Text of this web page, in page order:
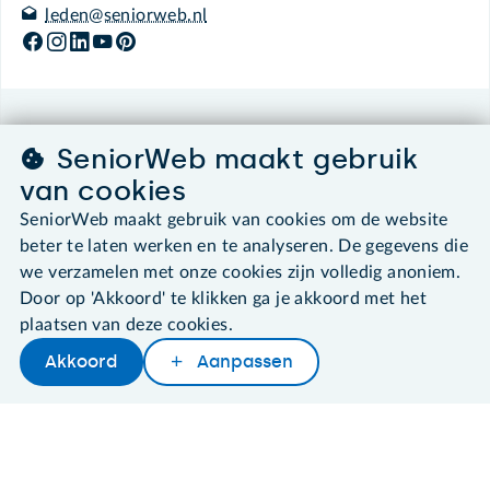
Later lezen Delen Woordenboek
leden@seniorweb.nl
Algemene voorwaarden
Cookies en cookie-instellingen
Disclaimer
About SeniorWeb
SeniorWeb maakt gebruik
van cookies
SeniorWeb maakt gebruik van cookies om de website
beter te laten werken en te analyseren. De gegevens die
we verzamelen met onze cookies zijn volledig anoniem.
Door op 'Akkoord' te klikken ga je akkoord met het
plaatsen van deze cookies.
Akkoord Aanpassen